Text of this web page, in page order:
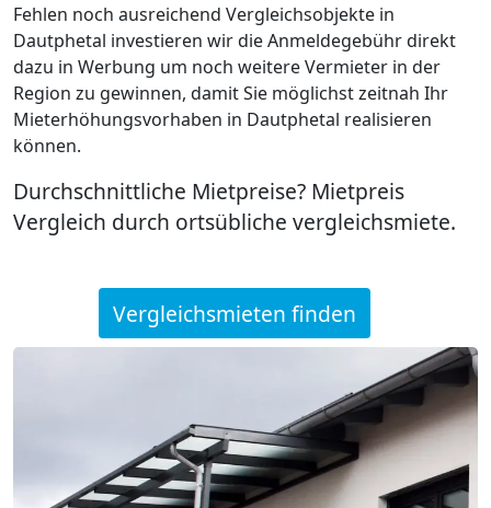
Fehlen noch ausreichend Vergleichsobjekte in
Dautphetal investieren wir die Anmeldegebühr direkt
dazu in Werbung um noch weitere Vermieter in der
Region zu gewinnen, damit Sie möglichst zeitnah Ihr
Mieterhöhungsvorhaben in Dautphetal realisieren
können.
Durchschnittliche Mietpreise? Mietpreis
Vergleich durch ortsübliche vergleichsmiete.
Vergleichsmieten finden